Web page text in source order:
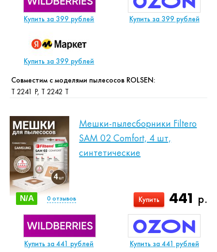
Купить за 399 рублей Купить за 399 рублей
Купить за 399 рублей
Совместим с моделями пылесосов ROLSEN:
T 2241 P, T 2242 T
Мешки-пылесборники Filtero
SAM 02 Comfort, 4 шт,
синтетические
441 р.
Купить
N/A 0 отзывов
Купить за 441 рублей Купить за 441 рублей